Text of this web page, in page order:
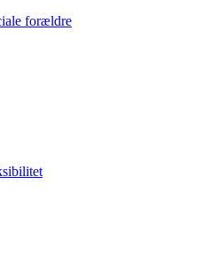
forældre